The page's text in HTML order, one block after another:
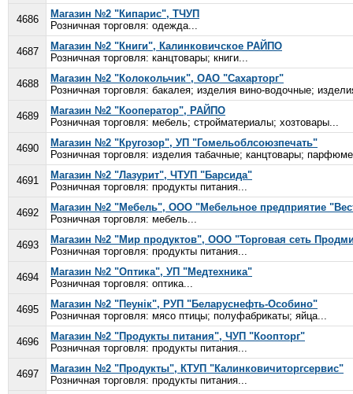
4686
Магазин №2 "Кипарис", ТЧУП
Розничная торговля: одежда...
4687
Магазин №2 "Книги", Калинковичское РАЙПО
Розничная торговля: канцтовары; книги...
4688
Магазин №2 "Колокольчик", ОАО "Сахарторг"
Розничная торговля: бакалея; изделия вино-водочные;
4689
Магазин №2 "Кооператор", РАЙПО
Розничная торговля: мебель; стройматериалы; хозтовары...
4690
Магазин №2 "Кругозор", УП "Гомельоблсоюзпечать"
Розничная торговля: изделия табачные; канцтовары;
4691
Магазин №2 "Лазурит", ЧТУП "Барсида"
Розничная торговля: продукты питания...
4692
Магазин №2 "Мебель", ООО "Мебельное предприятие
Розничная торговля: мебель...
4693
Магазин №2 "Мир продуктов", ООО "Торговая сеть
Розничная торговля: продукты питания...
4694
Магазин №2 "Оптика", УП "Медтехника"
Розничная торговля: оптика...
4695
Магазин №2 "Пеунiк", РУП "Беларуснефть-Особино"
Розничная торговля: мясо птицы; полуфабрикаты; яйца...
4696
Магазин №2 "Продукты питания", ЧУП "Коопторг"
Розничная торговля: продукты питания...
4697
Магазин №2 "Продукты", КТУП "Калинковичиторгсервис"
Розничная торговля: продукты питания...